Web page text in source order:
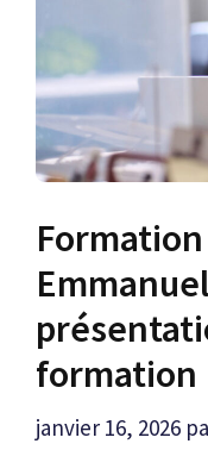
formation
janvier 16, 2026